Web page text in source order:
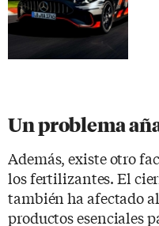
Un problema
Además, existe otro
los fertilizantes. El
también ha afectado
productos esenciales